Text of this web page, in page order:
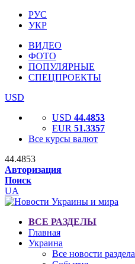
РУС
УКР
ВИДЕО
ФОТО
ПОПУЛЯРНЫЕ
СПЕЦПРОЕКТЫ
USD
USD 44.4853
EUR 51.3357
Все курсы валют
44.4853
Авторизация
Поиск
UA
ВСЕ РАЗДЕЛЫ
Главная
Украина
Все новости раздела